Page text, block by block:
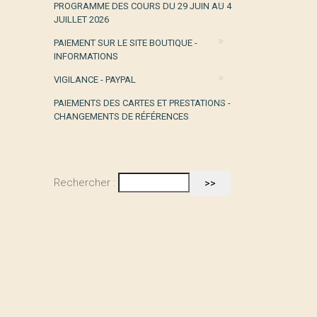
PROGRAMME DES COURS DU 29 JUIN AU 4
JUILLET 2026
PAIEMENT SUR LE SITE BOUTIQUE -
INFORMATIONS
VIGILANCE - PAYPAL
PAIEMENTS DES CARTES ET PRESTATIONS -
CHANGEMENTS DE RÉFÉRENCES
Rechercher :